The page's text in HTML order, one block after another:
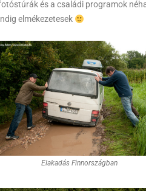
és a családi programok
elmékezetesek
Elakadás Finnországban